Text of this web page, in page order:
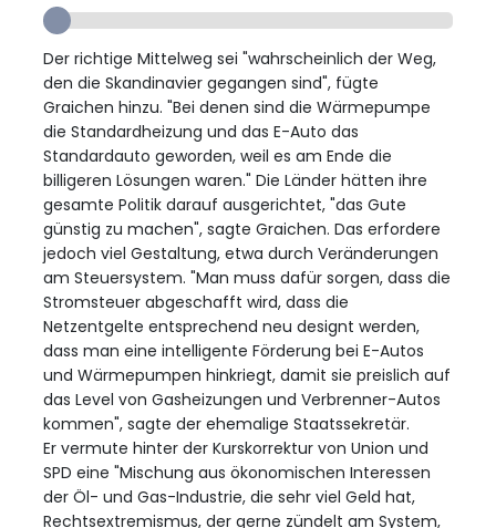
Der richtige Mittelweg sei "wahrscheinlich der Weg,
den die Skandinavier gegangen sind", fügte
Graichen hinzu. "Bei denen sind die Wärmepumpe
die Standardheizung und das E-Auto das
Standardauto geworden, weil es am Ende die
billigeren Lösungen waren." Die Länder hätten ihre
gesamte Politik darauf ausgerichtet, "das Gute
günstig zu machen", sagte Graichen. Das erfordere
jedoch viel Gestaltung, etwa durch Veränderungen
am Steuersystem. "Man muss dafür sorgen, dass die
Stromsteuer abgeschafft wird, dass die
Netzentgelte entsprechend neu designt werden,
dass man eine intelligente Förderung bei E-Autos
und Wärmepumpen hinkriegt, damit sie preislich auf
das Level von Gasheizungen und Verbrenner-Autos
kommen", sagte der ehemalige Staatssekretär.
Er vermute hinter der Kurskorrektur von Union und
SPD eine "Mischung aus ökonomischen Interessen
der Öl- und Gas-Industrie, die sehr viel Geld hat,
Rechtsextremismus, der gerne zündelt am System,